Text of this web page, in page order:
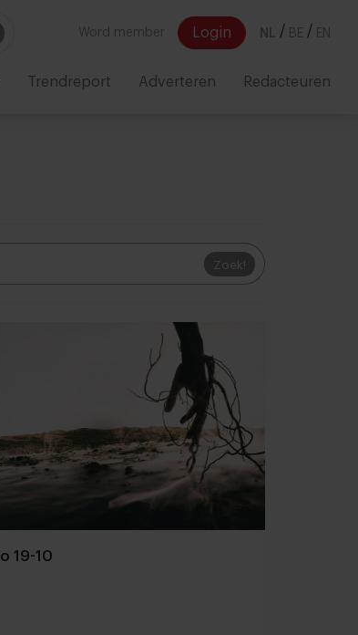
Word member Login NL / BE / EN
Trendreport Adverteren Redacteuren
Zoek!
19-10